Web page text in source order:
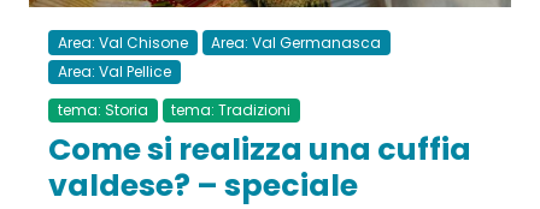
Area: Val Chisone
Area: Val Germanasca
Area: Val Pellice
tema: Storia
tema: Tradizioni
Come si realizza una cuffia
valdese? – speciale